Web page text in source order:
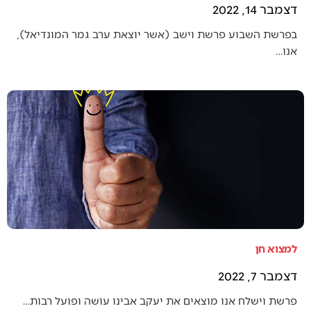
דצמבר 14, 2022
בפרשת השבוע פרשת וישב (אשר יוצאת ערב גמר המונדיאל),
אנו…
למצוא חן
דצמבר 7, 2022
פרשת וישלח אנו מוצאים את יעקב אבינו עושה ופועל רבות…